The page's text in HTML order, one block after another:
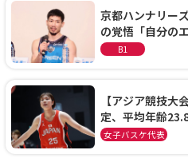
京都ハンナリー
の覚悟「自分の
に、京都に来た
B1
【アジア競技大
定、平均年齢
本開催の大舞台
女子バスケ代表